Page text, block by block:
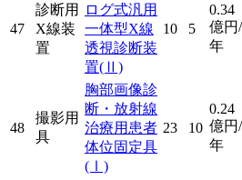
47
診断用
X線装
置
ログ式汎用
一体型X線
透視診断装
置(Ⅱ)
10 5
0.34
億円/
年
48
撮影用
具
胸部画像診
断・放射線
治療用患者
体位固定具
(Ⅰ)
23 10
0.24
億円/
年